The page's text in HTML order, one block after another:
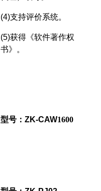
(4)支持评价系统。
(5)获得《软件著作权
书》。
型号：ZK-CAW1600